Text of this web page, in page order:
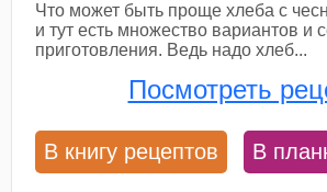
Что может быть проще хлеба с
и тут есть множество вариантов и
приготовления. Ведь надо хлеб...
Посмотреть
В книгу рецептов В